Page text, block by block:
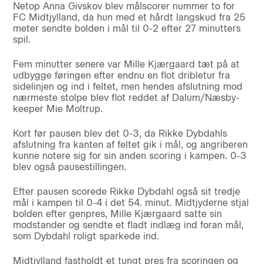
Netop Anna Givskov blev målscorer nummer to for
FC Midtjylland, da hun med et hårdt langskud fra 25
meter sendte bolden i mål til 0-2 efter 27 minutters
spil.
Fem minutter senere var Mille Kjærgaard tæt på at
udbygge føringen efter endnu en flot dribletur fra
sidelinjen og ind i feltet, men hendes afslutning mod
nærmeste stolpe blev flot reddet af Dalum/Næsby-
keeper Mie Moltrup.
Kort før pausen blev det 0-3, da Rikke Dybdahls
afslutning fra kanten af feltet gik i mål, og angriberen
kunne notere sig for sin anden scoring i kampen. 0-3
blev også pausestillingen.
Efter pausen scorede Rikke Dybdahl også sit tredje
mål i kampen til 0-4 i det 54. minut. Midtjyderne stjal
bolden efter genpres, Mille Kjærgaard satte sin
modstander og sendte et fladt indlæg ind foran mål,
som Dybdahl roligt sparkede ind.
Midtjylland fastholdt et tungt pres fra scoringen og